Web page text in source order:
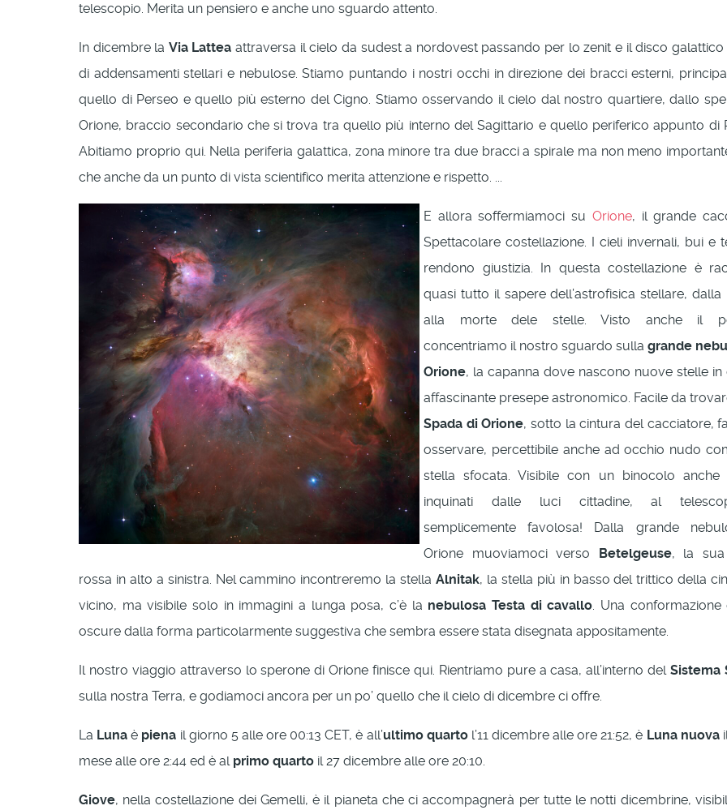
telescopio. Merita un pensiero e anche uno sguardo attento.
In dicembre la Via Lattea attraversa il cielo da sudest a nordovest passando per lo zenit e il disco galattico
di addensamenti stellari e nebulose. Stiamo puntando i nostri occhi in direzione dei bracci esterni,
quello di Perseo e quello più esterno del Cigno. Stiamo osservando il cielo dal nostro quartiere, dallo
Orione, braccio secondario che si trova tra quello più interno del Sagittario e quello periferico appunto di
Abitiamo proprio qui. Nella periferia galattica, zona minore tra due bracci a spirale ma non meno
che anche da un punto di vista scientifico merita attenzione e rispetto. ...
E allora soffermiamoci su Orione, il grande
Spettacolare costellazione. I cieli invernali, bui e
rendono giustizia. In questa costellazione è
quasi tutto il sapere dell’astrofisica stellare, dalla
alla morte dele stelle. Visto anche il
concentriamo il nostro sguardo sulla grande
Orione, la capanna dove nascono nuove stelle in
affascinante presepe astronomico. Facile da
Spada di Orione, sotto la cintura del cacciatore,
osservare, percettibile anche ad occhio nudo
stella sfocata. Visibile con un binocolo anche
inquinati dalle luci cittadine, al
semplicemente favolosa! Dalla grande
Orione muoviamoci verso
Betelgeuse, la sua
rossa in alto a sinistra. Nel cammino incontreremo la stella Alnitak, la stella più in basso del trittico della
vicino, ma visibile solo in immagini a lunga posa, c’è la nebulosa Testa di cavallo. Una conformazione
oscure dalla forma particolarmente suggestiva che sembra essere stata disegnata appositamente.
Il nostro viaggio attraverso lo sperone di Orione finisce qui. Rientriamo pure a casa, all’interno delSistema
sulla nostra Terra, e godiamoci ancora per un po’ quello che il cielo di dicembre ci offre.
La Luna è piena il giorno 5 alle ore 00:13 CET, è all’ultimo quartol’11 dicembre alle ore 21:52, è Luna nuova
mese alle ore 2:44 ed è al primo quarto il 27 dicembre alle ore 20:10.
Giove, nella costellazione dei Gemelli, è il pianeta che ci accompagnerà per tutte le notti dicembrine,